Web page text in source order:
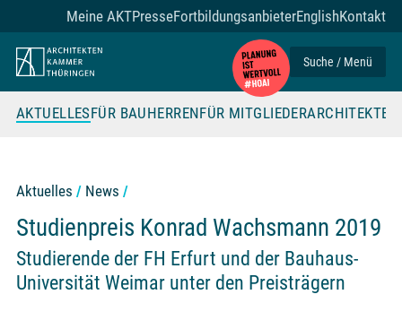
Zum Seiteninhalt
Suche / Menü
AKTUELLESFÜR BAUHERRENFÜR MITGLIEDER
Meine AKTPresseFortbildungsanbieterEnglishKontakt
Aktuelles News
Studienpreis Konrad Wachsmann 2019
Studierende der FH Erfurt und der Bauhaus-
Universität Weimar unter den Preisträgern